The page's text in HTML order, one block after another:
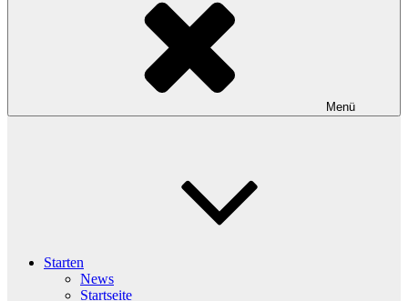
Menü
Starten
News
Startseite